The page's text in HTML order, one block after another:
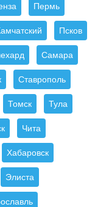
Пермь
Псков
Самара
Ставрополь
Томск Тула
Чита
Хабаровск
Элиста